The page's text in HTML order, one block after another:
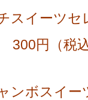
ーツセ
） イ
スイー